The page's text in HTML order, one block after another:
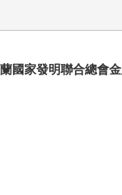
國家發明聯合總會